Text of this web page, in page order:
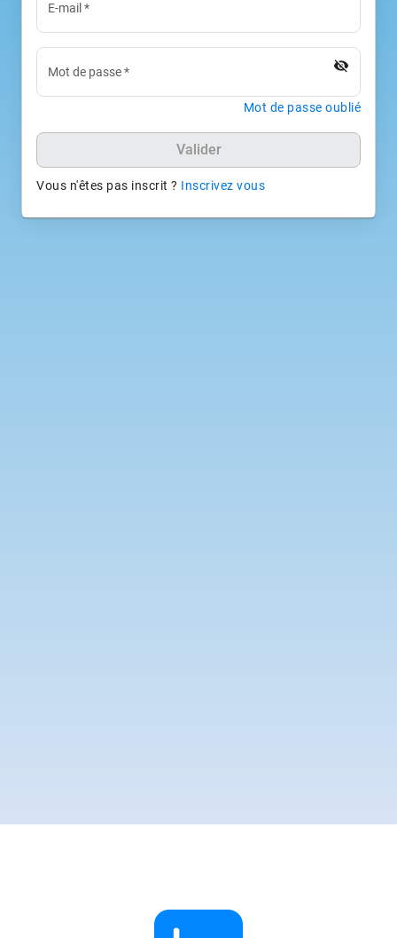
E-mail *
Mot de passe* visibility_off
Mot de passe oublié
Valider
Vous n'êtes pas inscrit ? Inscrivez vous